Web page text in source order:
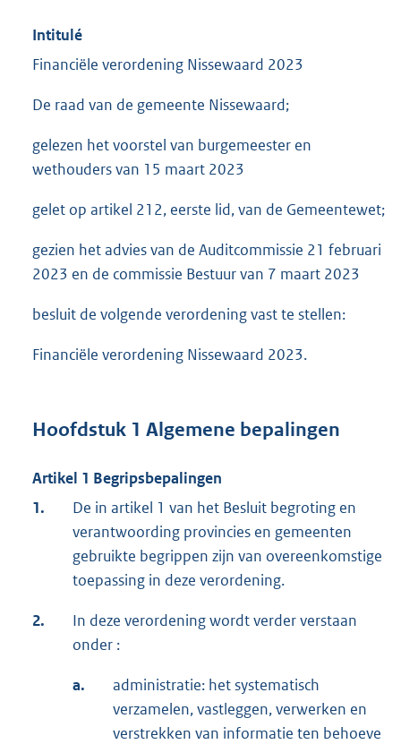
Intitulé
Financiële verordening Nissewaard 2023
De raad van de gemeente Nissewaard;
gelezen het voorstel van burgemeester en
wethouders van 15 maart 2023
gelet op artikel 212, eerste lid, van de Gemeentewet;
gezien het advies van de Auditcommissie 21 februari
2023 en de commissie Bestuur van 7 maart 2023
besluit de volgende verordening vast te stellen:
Financiële verordening Nissewaard 2023.
Hoofdstuk 1 Algemene bepalingen
Artikel 1 Begripsbepalingen
1.
De in artikel 1 van het Besluit begroting en
verantwoording provincies en gemeenten
gebruikte begrippen zijn van overeenkomstige
toepassing in deze verordening.
2.
In deze verordening wordt verder verstaan
onder :
a.
administratie: het systematisch
verzamelen, vastleggen, verwerken en
verstrekken van informatie ten behoeve